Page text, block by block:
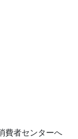
費者センターへ